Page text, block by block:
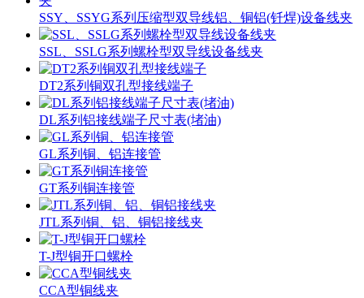
SSY、SSYG系列压缩型双导线铝、铜铝(钎焊)设备线夹
SSL、SSLG系列螺栓型双导线设备线夹
DT2系列铜双孔型接线端子
DL系列铝接线端子尺寸表(堵油)
GL系列铜、铝连接管
GT系列铜连接管
JTL系列铜、铝、铜铝接线夹
T-J型铜开口螺栓
CCA型铜线夹